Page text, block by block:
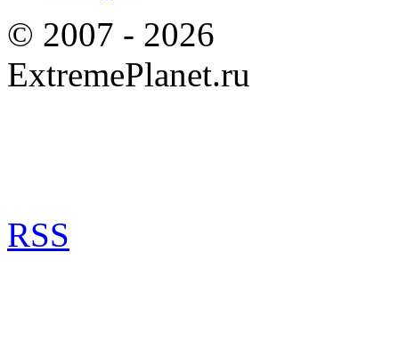
© 2007 - 2026
ExtremePlanet.ru
RSS